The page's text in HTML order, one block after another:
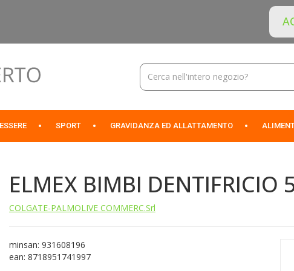
Cerca
Prodotto
SPORT GRAVIDANZA ED ALLATTAMENTO
ELMEX BIMBI DENTIFRICIO
COLGATE-PALMOLIVE COMMERC.Srl
minsan: 931608196
ean: 8718951741997